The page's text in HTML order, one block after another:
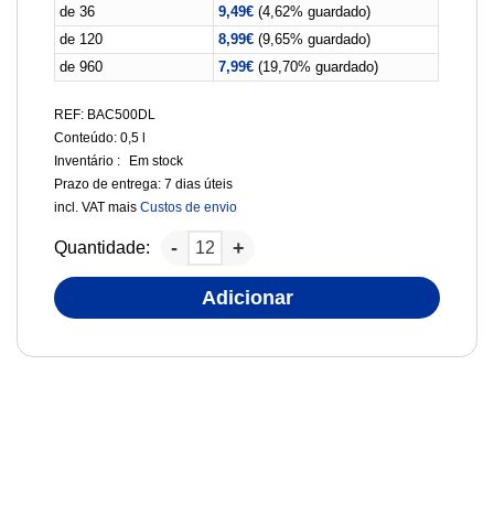
de 36
9,49€ (4,62% guardado)
de 120
8,99€ (9,65% guardado)
de 960
7,99€ (19,70% guardado)
REF: BAC500DL
Conteúdo: 0,5
Inventário :
Em stock
Prazo de entrega:7 dias úteis
incl. VAT maisCustos de envio
Quantidade:
Adicionar